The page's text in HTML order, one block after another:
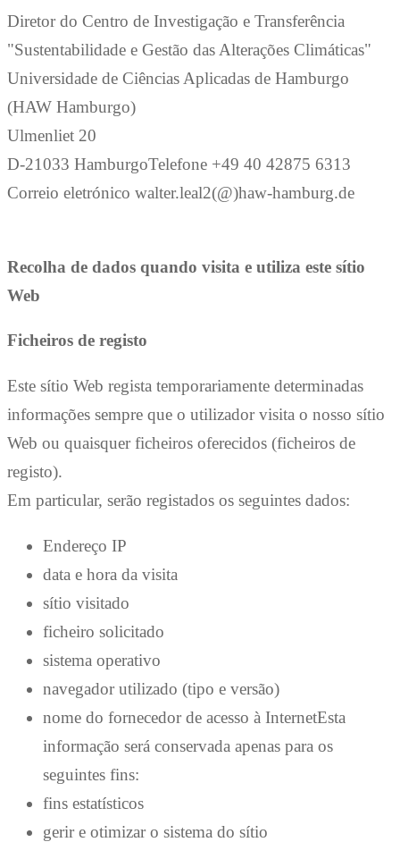
Diretor do Centro de Investigação e Transferência
"Sustentabilidade e Gestão das Alterações Climáticas"
Universidade de Ciências Aplicadas de Hamburgo
(HAW Hamburgo)
Ulmenliet 20
D-21033 HamburgoTelefone +49 40 42875 6313
Correio eletrónico walter.leal2(@)haw-hamburg.de
Recolha de dados quando visita e utiliza este sítio
Web
Ficheiros de registo
Este sítio Web regista temporariamente determinadas
informações sempre que o utilizador visita o nosso sítio
Web ou quaisquer ficheiros oferecidos (ficheiros de
registo).
Em particular, serão registados os seguintes dados:
Endereço IP
data e hora da visita
sítio visitado
ficheiro solicitado
sistema operativo
navegador utilizado (tipo e versão)
nome do fornecedor de acesso à InternetEsta
informação será conservada apenas para os
seguintes fins:
fins estatísticos
gerir e otimizar o sistema do sítio